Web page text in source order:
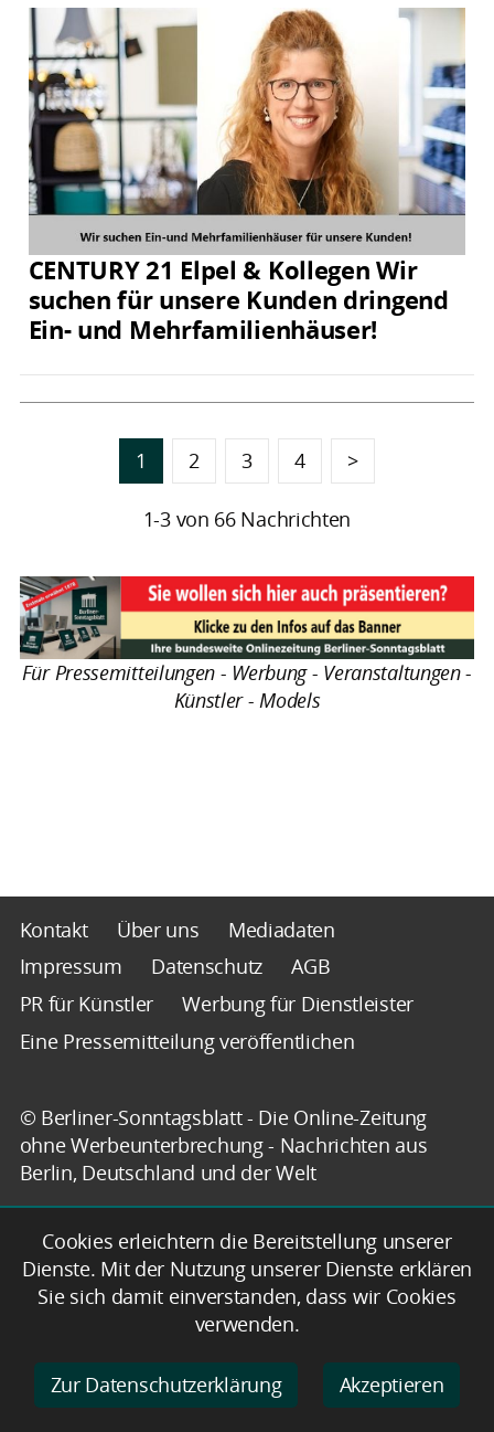
CENTURY 21 Elpel & Kollegen Wir
suchen für unsere Kunden dringend
Ein- und Mehrfamilienhäuser!
1 2 3 4 >
1-3 von 66 Nachrichten
Für Pressemitteilungen - Werbung - Veranstaltungen -
Künstler - Models
Kontakt Über uns
Mediadaten
Impressum
Datenschutz
AGB
PR für Künstler
Werbung für Dienstleister
Eine Pressemitteilung veröffentlichen
© Berliner-Sonntagsblatt - Die Online-Zeitung
ohne Werbeunterbrechung - Nachrichten aus
Berlin, Deutschland und der Welt
Cookies erleichtern die Bereitstellung unserer
Dienste. Mit der Nutzung unserer Dienste erklären
Sie sich damit einverstanden, dass wir Cookies
verwenden.
Zur Datenschutzerklärung Akzeptieren